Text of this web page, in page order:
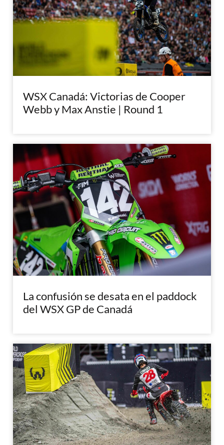
WSX Canadá: Victorias de Cooper
Webb y Max Anstie | Round 1
La confusión se desata en el paddock
del WSX GP de Canadá